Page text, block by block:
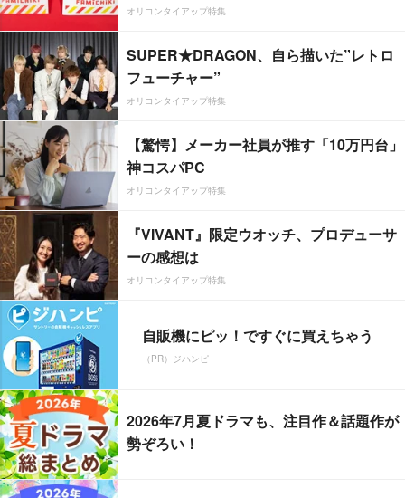
オリコンタイアップ特集
SUPER★DRAGON、自ら描いた”レトロ
フューチャー”
オリコンタイアップ特集
【驚愕】メーカー社員が推す「10万円台」
神コスパPC
オリコンタイアップ特集
『VIVANT』限定ウオッチ、プロデューサ
ーの感想は
オリコンタイアップ特集
自販機にピッ！ですぐに買えちゃう
（PR）ジハンピ
2026年7月夏ドラマも、注目作＆話題作が
勢ぞろい！